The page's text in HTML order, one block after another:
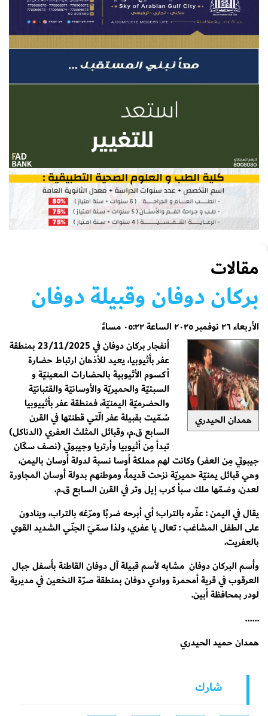
مقالات
بركان دوفان وقبيلة دوفان
الأربعاء ٢٦ نوفمبر ٢٠٢٥ الساعة ٠٥:٢٢ مساءً
همدان الحيدري
أنفجار بركان دوفان في 23/11/2025 بمنطقة
عفر بأثيوبيا، يعيد للأذهان ارتباط حضارة
أكسوم الأثيوبية بالحضارات المعينيّة و
السبئيّة والحميريّة والأوسانيّة والقتبانيّة
والحضرميّة اليمنيّة، فمنطقة عفر بأثييوبيا
سُمّيت بقبيلة عفر الّتي قطنتها في القرن
السابع ق.م، وقبائل المثلث العفري (الدناكل)
تبدأ مِن أثيوبيا وأرتريا وجيبوتي (نصف سكّان
جيبوتي مِن العفر) وكانت لهم مملكة أوسا نسبة لدولة أوسان باليمن،
وهي قبائل يمنيّة حميريّة نزحت قديماً، وموطنهم بدولة أوسان المجاورة
لعدن، وضمّها ملك سبأ كرب إيل وتر في القرن السابع ق.م.
يقال في اليمن : عفّره بالتراب؛ أي أبرحه ضربًا ومرّغه بالتراب، وينادون
على الطفل المشاغب : تعال يا عفري، ولذا سمّيَ الجنّي الشديد القوي
بالعفريت.
وأسم البركان دوفان مشابه لأسم قبيلة آل دوفان القاطنة بأسفل جبال
العرقوب في قرية أمحمرة ووادي دوفان بمنطقة صرّة النخعين في مديرية
لودر بمحافظة أبين.
......
همدان حميد الحيدري
شارك